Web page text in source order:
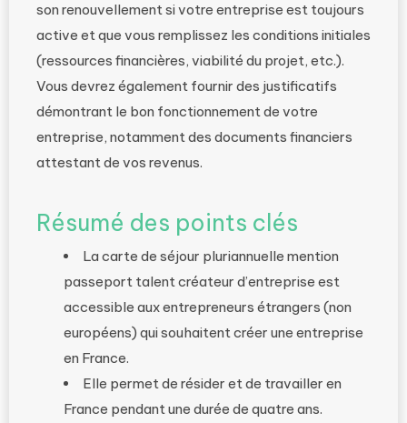
son renouvellement si votre entreprise est toujours
active et que vous remplissez les conditions initiales
(ressources financières, viabilité du projet, etc.).
Vous devrez également fournir des justificatifs
démontrant le bon fonctionnement de votre
entreprise, notamment des documents financiers
attestant de vos revenus.
Résumé des points clés
La carte de séjour pluriannuelle mention
passeport talent créateur d’entreprise est
accessible aux entrepreneurs étrangers (non
européens) qui souhaitent créer une entreprise
en France.
Elle permet de résider et de travailler en
France pendant une durée de quatre ans.